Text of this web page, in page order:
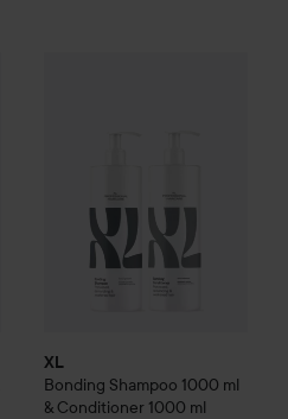
XL
Bonding Shampoo 1000 ml
& Conditioner 1000 ml